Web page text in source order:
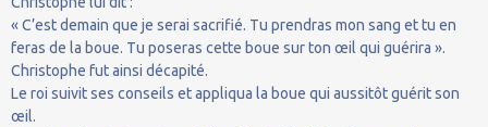
« C’est demain que je serai sacrifié. Tu prendras mon sang et tu en
feras de la boue. Tu poseras cette boue sur ton œil qui guérira ».
Christophe fut ainsi décapité.
Le roi suivit ses conseils et appliqua la boue qui aussitôt guérit son
œil.